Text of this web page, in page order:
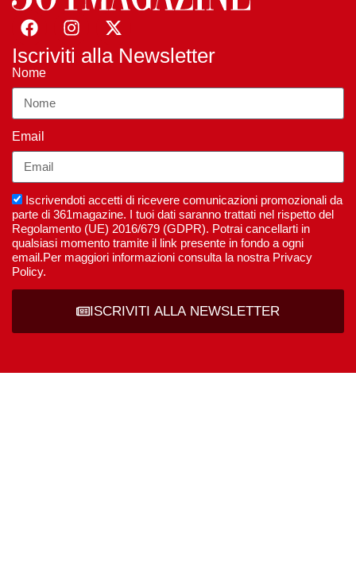
Iscriviti alla Newsletter
Nome
Email
Iscrivendoti accetti di ricevere comunicazioni promozionali da
parte di 361magazine. I tuoi dati saranno trattati nel rispetto del
Regolamento (UE) 2016/679 (GDPR). Potrai cancellarti in
qualsiasi momento tramite il link presente in fondo a ogni
email.Per maggiori informazioni consulta la nostra Privacy
Policy.
ISCRIVITI ALLA NEWSLETTER